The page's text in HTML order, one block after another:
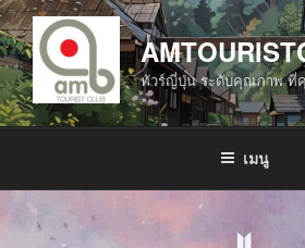
ข้าม
ไป
ยัง
บทความ
ทัวร์ญี่ปุ่น ระดับคุณภาพ ที่
เมนู